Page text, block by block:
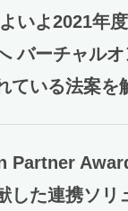
いよ2021年
バーチャル
ている法案を
Partner
した連携ソリ